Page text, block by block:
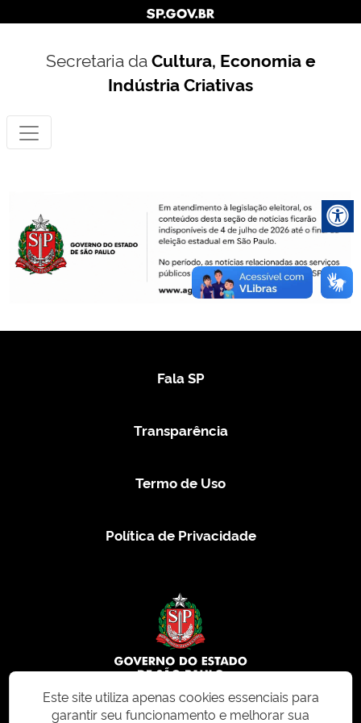
Secretaria daCultura, Economia e
Indústria Criativas
Fala SP
Transparência
Termo de Uso
Política de Privacidade
Este site utiliza apenas cookies essenciais para
garantir seu funcionamento e melhorar sua